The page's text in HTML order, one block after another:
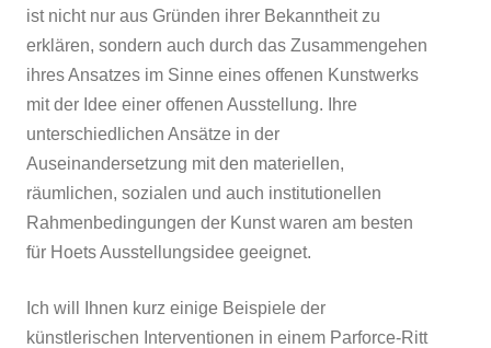
ist nicht nur aus Gründen ihrer Bekanntheit zu
erklären, sondern auch durch das Zusammengehen
ihres Ansatzes im Sinne eines offenen Kunstwerks
mit der Idee einer offenen Ausstellung. Ihre
unterschiedlichen Ansätze in der
Auseinandersetzung mit den materiellen,
räumlichen, sozialen und auch institutionellen
Rahmenbedingungen der Kunst waren am besten
für Hoets Ausstellungsidee geeignet.
Ich will Ihnen kurz einige Beispiele der
künstlerischen Interventionen in einem Parforce-Ritt